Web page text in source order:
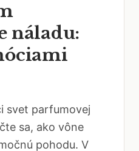
náladu:
svet parfumovej
sa, ako vône
pohodu. V